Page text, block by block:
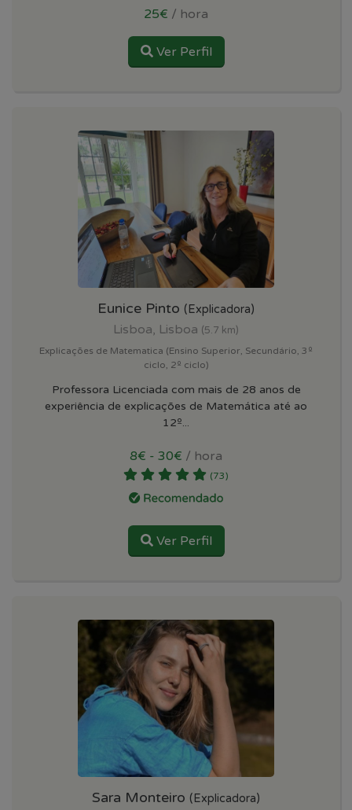
25€ / hora
Ver Perfil
Eunice Pinto (Explicadora)
Lisboa, Lisboa (5.7 km)
Explicações de Matematica (Ensino Superior, Secundário, 3º
ciclo, 2º ciclo)
Professora Licenciada com mais de 28 anos de
experiência de explicações de Matemática até ao
12º...
8€ - 30€ / hora
(73)
Ver Perfil
Sara Monteiro (Explicadora)